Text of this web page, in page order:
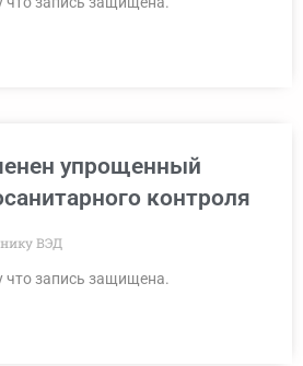
упрощенный
контроля
ВЭД
что запись защищена.